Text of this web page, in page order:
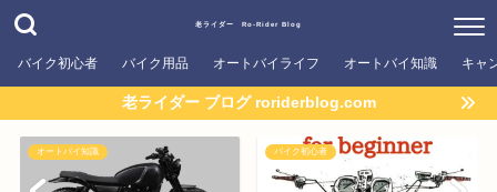
老ライダー Ro-Rider Blog
バイク初心者 バイク用品 オートバイライフ オートバイ知識 キャ
老ライダー ブログ roriderblog.com
オートバイ知識 バイク初心者